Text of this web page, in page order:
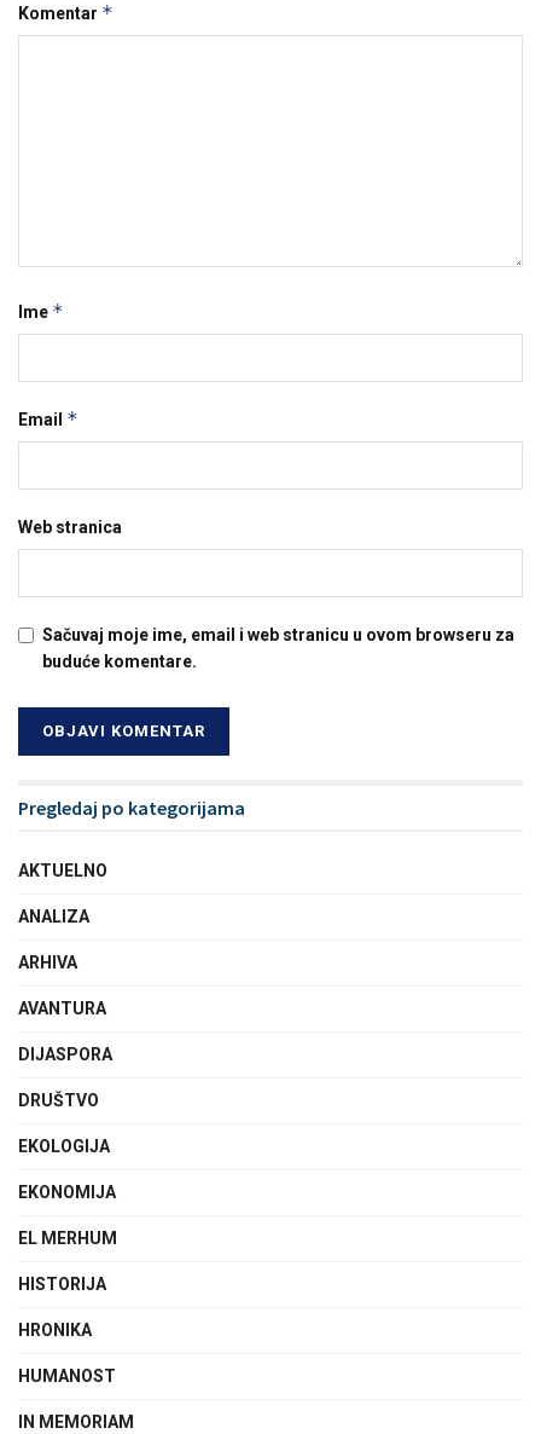
Komentar *
Ime *
Email *
Web stranica
Sačuvaj moje ime, email i web stranicu u ovom browseru za
buduće komentare.
Pregledaj po kategorijama
AKTUELNO
ANALIZA
ARHIVA
AVANTURA
DIJASPORA
DRUŠTVO
EKOLOGIJA
EKONOMIJA
EL MERHUM
HISTORIJA
HRONIKA
HUMANOST
IN MEMORIAM